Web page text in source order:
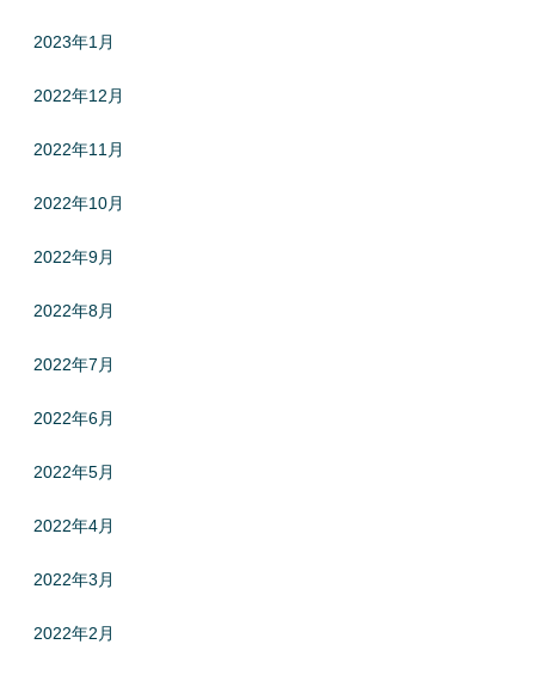
2023年1月
2022年12月
2022年11月
2022年10月
2022年9月
2022年8月
2022年7月
2022年6月
2022年5月
2022年4月
2022年3月
2022年2月